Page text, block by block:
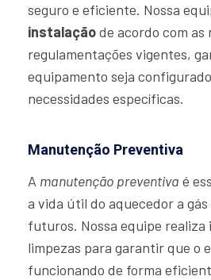
seguro e eficiente. Nossa
instalaçãode acordo com as
regulamentações vigentes,
equipamento seja
necessidades específicas.
Manutenção Preventiva
A manutenção preventiva é
a vida útil do aquecedor a
futuros. Nossa equipe realiza
limpezas para garantir que o
funcionando de forma